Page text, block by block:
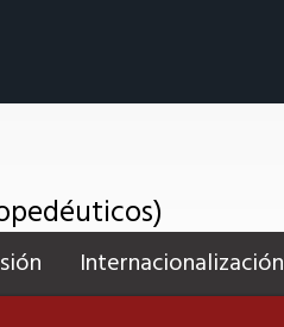
Internacionalización